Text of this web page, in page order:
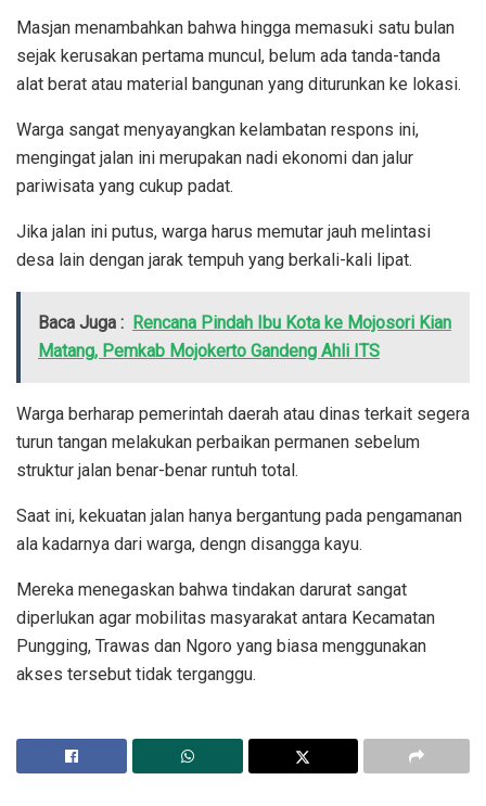
Masjan menambahkan bahwa hingga memasuki satu bulan
sejak kerusakan pertama muncul, belum ada tanda-tanda
alat berat atau material bangunan yang diturunkan ke lokasi.
Warga sangat menyayangkan kelambatan respons ini,
mengingat jalan ini merupakan nadi ekonomi dan jalur
pariwisata yang cukup padat.
Jika jalan ini putus, warga harus memutar jauh melintasi
desa lain dengan jarak tempuh yang berkali-kali lipat.
Baca Juga : Rencana Pindah Ibu Kota ke Mojosori Kian
Matang, Pemkab Mojokerto Gandeng Ahli ITS
Warga berharap pemerintah daerah atau dinas terkait segera
turun tangan melakukan perbaikan permanen sebelum
struktur jalan benar-benar runtuh total.
Saat ini, kekuatan jalan hanya bergantung pada pengamanan
ala kadarnya dari warga, dengn disangga kayu.
Mereka menegaskan bahwa tindakan darurat sangat
diperlukan agar mobilitas masyarakat antara Kecamatan
Pungging, Trawas dan Ngoro yang biasa menggunakan
akses tersebut tidak terganggu.